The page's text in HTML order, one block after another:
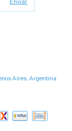
Aires, Argentina